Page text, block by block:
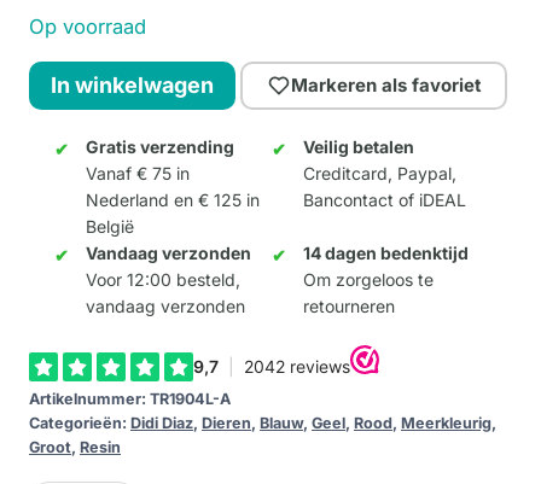
Op voorraad
Elephant
"Ollie"
Large
Patchwork
aantal
In winkelwagen Markeren als favoriet
Gratis verzending
Vanaf € 75 in
Nederland en € 125 in
België
Veilig betalen
Creditcard, Paypal,
Bancontact of iDEAL
Vandaag verzonden
Voor 12:00 besteld,
vandaag verzonden
14 dagen bedenktijd
Om zorgeloos te
retourneren
Artikelnummer: TR1904L-A
Categorieën: Didi Diaz, Dieren, Blauw, Geel, Rood, Meerkleurig,
Groot, Resin